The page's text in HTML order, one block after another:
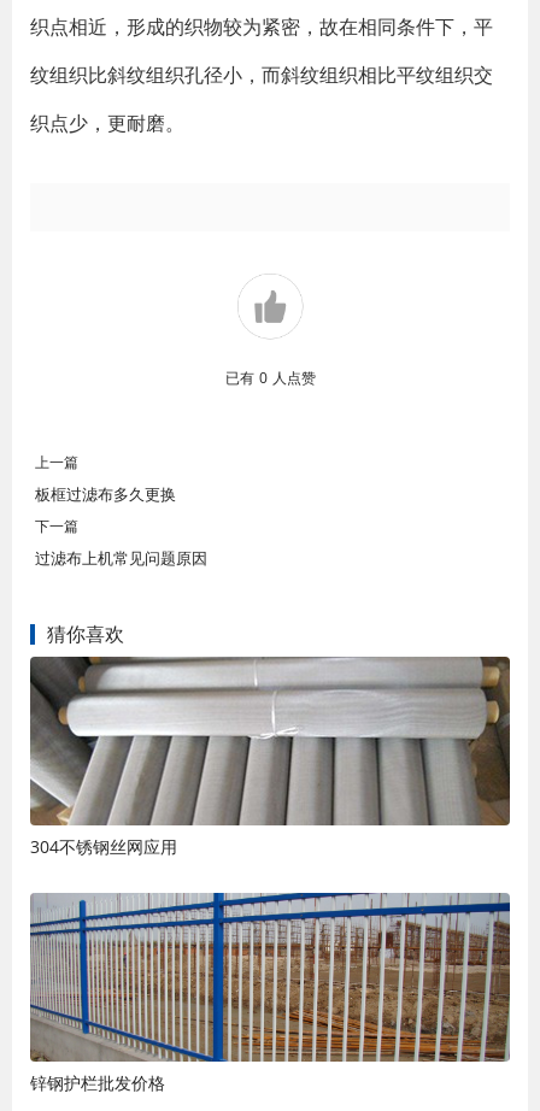
织点相近，形成的织物较为紧密，故在相同条件下，平
纹组织比斜纹组织孔径小，而斜纹组织相比平纹组织交
织点少，更耐磨。
已有 0 人点赞
上一篇
板框过滤布多久更换
下一篇
过滤布上机常见问题原因
猜你喜欢
304不锈钢丝网应用
锌钢护栏批发价格